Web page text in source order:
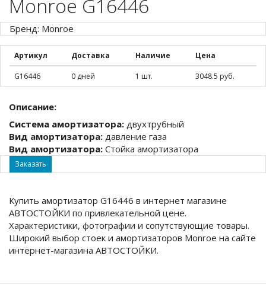
Monroe G16446
Бренд: Monroe
Артикул Доставка Наличие Цена
G16446 0 дней 1 шт. 3048.5 руб.
Описание:
Система амортизатора: двухтрубный
Вид амортизатора: давление газа
Вид амортизатора: Стойка амортизатора
Заказать
Купить амортизатор G16446 в интернет магазине
АВТОСТОЙКИ по привлекательной цене.
Характеристики, фотографии и сопутствующие товары.
Широкий выбор стоек и амортизаторов Monroe на сайте
интернет-магазина АВТОСТОЙКИ.